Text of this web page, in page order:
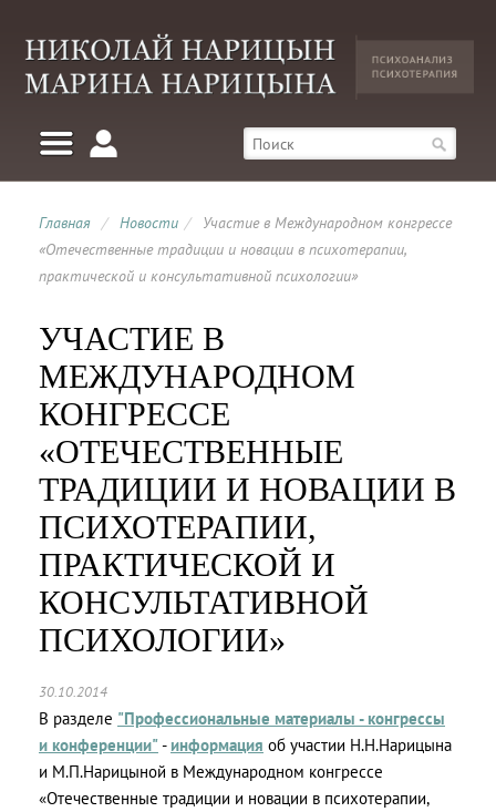
Главная / Новости /
Участие в Международном конгрессе
«Отечественные традиции и новации в психотерапии,
практической и консультативной психологии»
УЧАСТИЕ В
МЕЖДУНАРОДНОМ
КОНГРЕССЕ
«ОТЕЧЕСТВЕННЫЕ
ТРАДИЦИИ И НОВАЦИИ В
ПСИХОТЕРАПИИ,
ПРАКТИЧЕСКОЙ И
КОНСУЛЬТАТИВНОЙ
ПСИХОЛОГИИ»
30.10.2014
В разделе "Профессиональные материалы - конгрессы
и конференции"- информация об участии Н.Н.Нарицына
и М.П.Нарицыной в Международном конгрессе
«Отечественные традиции и новации в психотерапии,